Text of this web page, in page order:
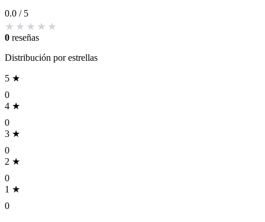
0.0 / 5
0 reseñas
Distribución por estrellas
5 ★
0
4 ★
0
3 ★
0
2 ★
0
1 ★
0